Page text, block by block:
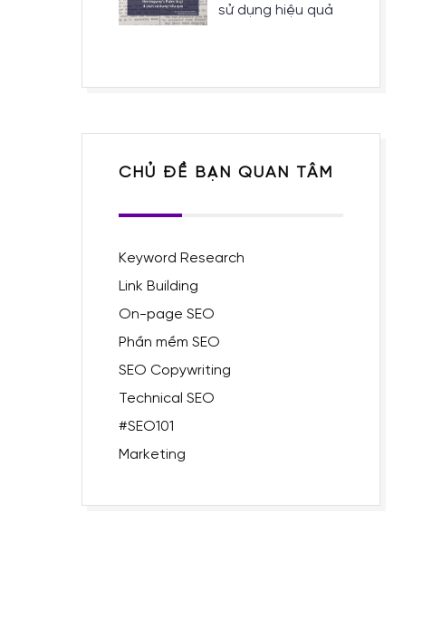
sử dụng hiệu quả
CHỦ ĐỀ BẠN QUAN TÂM
Keyword Research
Link Building
On-page SEO
Phần mềm SEO
SEO Copywriting
Technical SEO
#SEO101
Marketing